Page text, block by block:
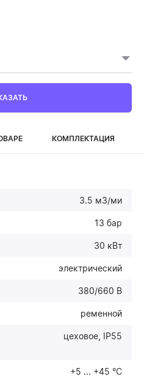
КОМПЛЕКТАЦИЯ
3.5 м3/ми
13 бар
30 кВт
электрический
380/660 В
ременной
цеховое, IP55
+5 ... +45 °С